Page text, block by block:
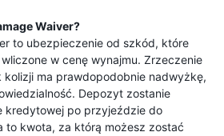
Waiver?
to ubezpieczenie od szkód, które
w cenę wynajmu. Zrzeczenie
kolizji ma prawdopodobnie nadwyżkę,
Depozyt zostanie
kredytowej po przyjeździe do
to kwota, za którą możesz zostać